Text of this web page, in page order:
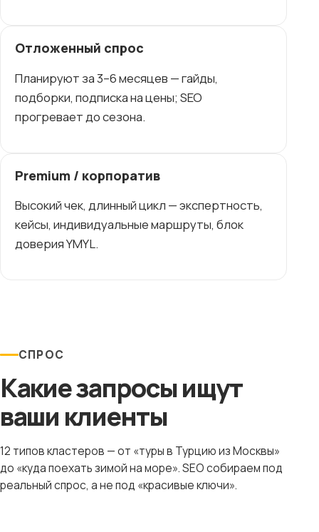
Отложенный спрос
Планируют за 3–6 месяцев — гайды,
подборки, подписка на цены; SEO
прогревает до сезона.
Premium / корпоратив
Высокий чек, длинный цикл — экспертность,
кейсы, индивидуальные маршруты, блок
доверия YMYL.
СПРОС
Какие запросы ищут
ваши клиенты
12 типов кластеров — от «туры в Турцию из Москвы»
до «куда поехать зимой на море». SEO собираем под
реальный спрос, а не под «красивые ключи».